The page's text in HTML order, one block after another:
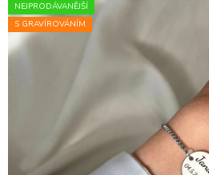
NEJPRODÁVANĚJŠÍ
S GRAVÍROVÁNÍM